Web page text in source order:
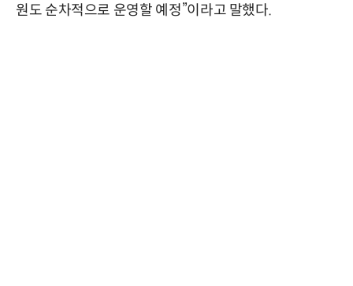
원도 순차적으로 운영할 예정”이라고 말했다.